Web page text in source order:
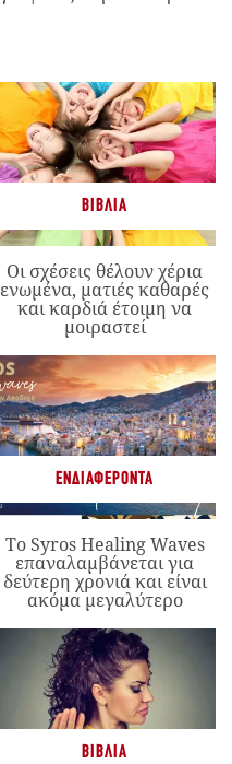
ΒΙΒΛΊΑ
Οι σχέσεις θέλουν χέρια
ενωμένα, ματιές καθαρές
και καρδιά έτοιμη να
μοιραστεί
ΕΝΔΙΑΦΈΡΟΝΤΑ
Το Syros Healing Waves
επαναλαμβάνεται για
δεύτερη χρονιά και είναι
ακόμα μεγαλύτερο
ΒΙΒΛΊΑ